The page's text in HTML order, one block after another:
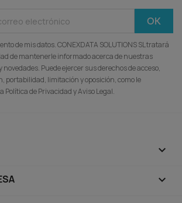
de mis datos. CONEXDATA SOLUTIONS SL tratará
de mantenerle informado acerca de nuestras
Puede ejercer sus derechos de acceso,
portabilidad, limitación y oposición, como le
de Privacidad y Aviso Legal.

